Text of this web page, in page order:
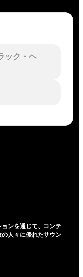
ック・ヘ
ンを通じて、コンテ
人々に優れたサウン